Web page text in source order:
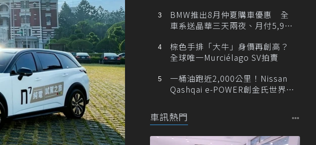
BMW推出8月仲夏購車優惠 全
車系送晶華三天兩夜、月付5,900
棕色手排「大牛」身價再創高？
全球唯一Murciélago SV拍賣
一桶油跑近2,000公里！Nissan
Qashqai e-POWER創金氏世界紀
車訊熱門